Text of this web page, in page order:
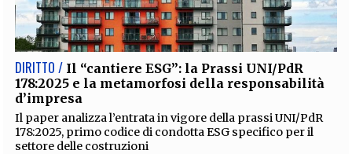
EXTRA
CODICI RUBRICHE LIBRI PROCEEDINGS PUBBLICITÀ CONTATTI
SOCIAL MEDIA
DIRITTO / Il “cantiere ESG”: la Prassi UNI/PdR
178:2025 e la metamorfosi della responsabilità
d’impresa
Il paper analizza l’entrata in vigore della prassi UNI/PdR
178:2025, primo codice di condotta ESG specifico per il
settore delle costruzioni